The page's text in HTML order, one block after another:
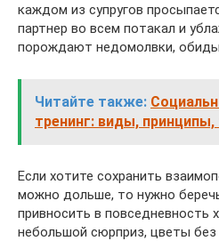
каждом из супругов
партнер во всем потакал и
порождают недомолвки,
Читайте также:
тренинг: виды, принципы,
Если хотите сохранить
можно дольше, то нужно
привносить в повседневность
небольшой сюрприз, цветы без